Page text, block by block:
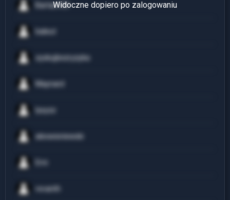
Bartas933
baleut
zyskujbezryzyka
Maynard
lysyzz
alexwisniewski
revanth